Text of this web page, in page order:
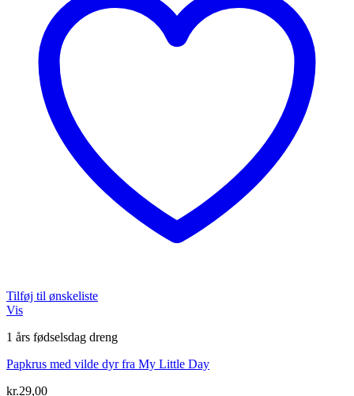
Tilføj til ønskeliste
Vis
1 års fødselsdag dreng
Papkrus med vilde dyr fra My Little Day
kr.29,00